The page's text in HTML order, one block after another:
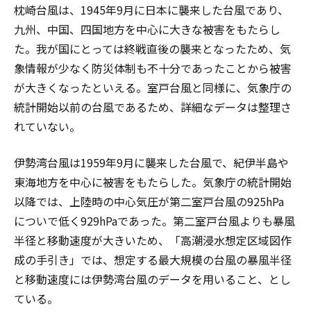
枕崎台風は、1945年9月に日本に襲来した台風であり、
九州、中国、四国地方を中心に大きな被害をもたらし
た。我が国にとっては終戦直後の襲来となったため、気
象情報が少なく防災体制も不十分であったことから被害
が大きくなったといえる。室戸台風と同様に、気象庁の
統計開始以前の台風であるため、詳細なデータは整理さ
れていない。
伊勢湾台風は1959年9月に襲来した台風で、紀伊半島や
東海地方を中心に被害をもたらした。気象庁の統計開始
以降では、上陸時の中心気圧が第二室戸台風の925hPa
についで低く929hPaであった。第二室戸台風よりも暴風
半径と移動速度が大きいため、「高潮浸水想定区域図作
成の手引き」では、想定する最大規模の台風の暴風半径
と移動速度には伊勢湾台風のデータを用いること、とし
ている。